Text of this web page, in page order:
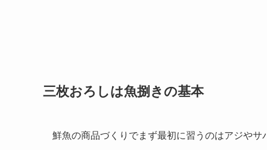
三枚おろしは魚捌きの基本
鮮魚の商品づくりでまず最初に習うのはアジやサ